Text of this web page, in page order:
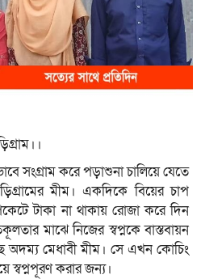
সংগ্রাম করে পড়াশুনা চালিয়ে যেতে
মীম। একদিকে বিয়ের চাপ
টাকা না থাকায় রোজা করে দিন
মাঝে নিজের স্বপ্নকে বাস্তবায়ন
অদম্য মেধাবী মীম। সে এখন কোচিং
স্বপ্নপূরণ করার জন্য।